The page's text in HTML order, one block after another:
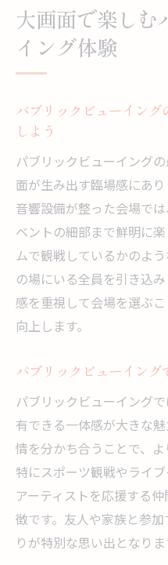
パブリックビュ
り上がり方
パブリックビュ
初心者が知りた
パブリックビューイ
パブリックビュ
イントとは
映画館や屋外な
会場の特徴
パブリックビュ
セスの見極め方
パブリックビュ
しないコツ
別チェック項目
安心して楽しめ
会場の探し方
映画や野球観戦に最
パブリックビュ
しめる理由
大画面で楽しむ
イング体験
パブリックビューイン
しよう
パブリックビューイング
面が生み出す臨場感にあ
音響設備が整った会場で
ベントの細部まで鮮明に
ムで観戦しているかのよ
の場にいる全員を引き込
感を重視して会場を選ぶ
向上します。
パブリックビューイン
パブリックビューイング
有できる一体感が大きな
情を分かち合うことで、よ
特にスポーツ観戦やライ
アーティストを応援する
徴です。友人や家族と参
りが特別な思い出となりま